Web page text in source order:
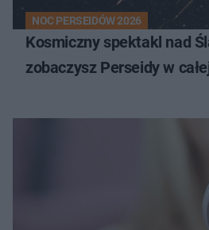
NOC PERSEIDÓW 2026
Kosmiczny spektakl nad
zobaczysz Perseidy w